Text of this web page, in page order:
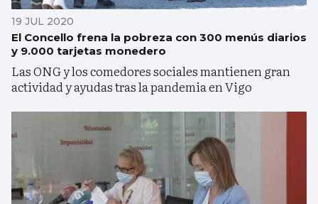
19 JUL 2020
El Concello frena la pobreza con 300 menús diarios
y 9.000 tarjetas monedero
Las ONG y los comedores sociales mantienen gran
actividad y ayudas tras la pandemia en Vigo